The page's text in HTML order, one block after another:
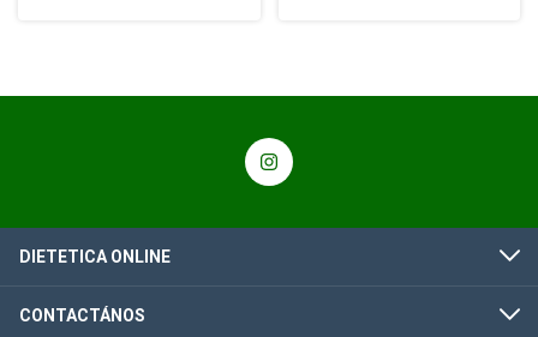
DIETETICA ONLINE
CONTACTÁNOS